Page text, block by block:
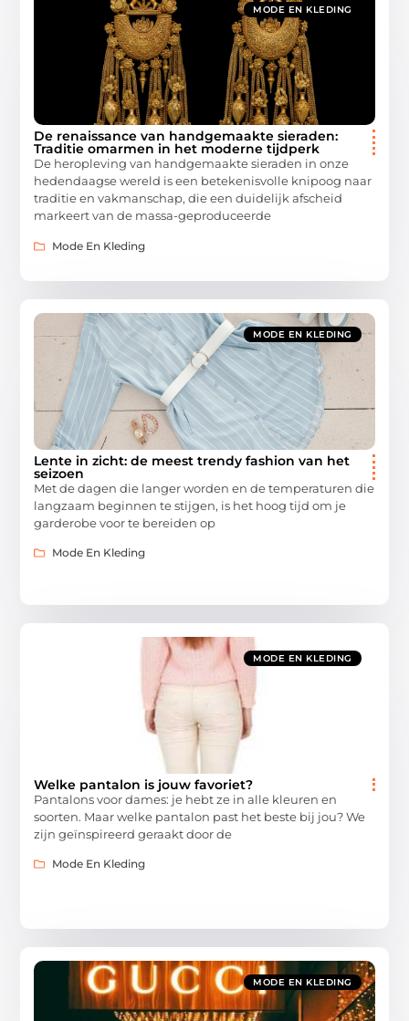
MODE EN KLEDING
De renaissance van handgemaakte sieraden:
Traditie omarmen in het moderne tijdperk
De heropleving van handgemaakte sieraden in onze
hedendaagse wereld is een betekenisvolle knipoog naar
traditie en vakmanschap, die een duidelijk afscheid
markeert van de massa-geproduceerde
Mode En Kleding
MODE EN KLEDING
Lente in zicht: de meest trendy fashion van het
seizoen
Met de dagen die langer worden en de temperaturen die
langzaam beginnen te stijgen, is het hoog tijd om je
garderobe voor te bereiden op
Mode En Kleding
MODE EN KLEDING
Welke pantalon is jouw favoriet?
Pantalons voor dames: je hebt ze in alle kleuren en
soorten. Maar welke pantalon past het beste bij jou? We
zijn geïnspireerd geraakt door de
Mode En Kleding
MODE EN KLEDING